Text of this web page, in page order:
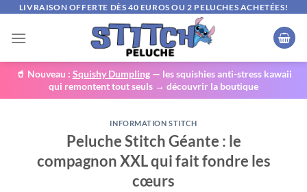
Passer
contenu
LIVRAISON OFFERTE DÈS 40 EUROS OU 2 PELUCHES ACHETÉES!
🥤 Nouveau : Squishy Dumpling— les squishies anti-stress kawaii
qui remontent tout seuls → découvrir la boutique
INFORMATION STITCH
Peluche Stitch Géante : le
compagnon XXL qui fait fondre les
cœurs